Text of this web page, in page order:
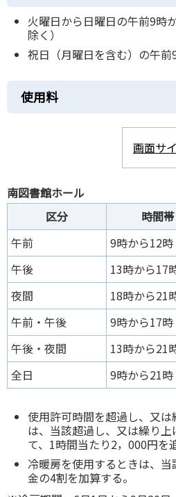
火曜日から日曜日の午前9時
除く）
祝日（月曜日を含む）の午
使用料
画面サ
南図書館ホール
区分
時間帯
午前
9時から12時
午後
13時から17
夜間
18時から21
午前・午後
9時から17時
午後・夜間
13時から21
全日
9時から21時
使用許可時間を超過し、又
は、当該超過し、又は繰り
て、1時間当たり2，000円を
冷暖房を使用するときは、
金の4割を加算する。